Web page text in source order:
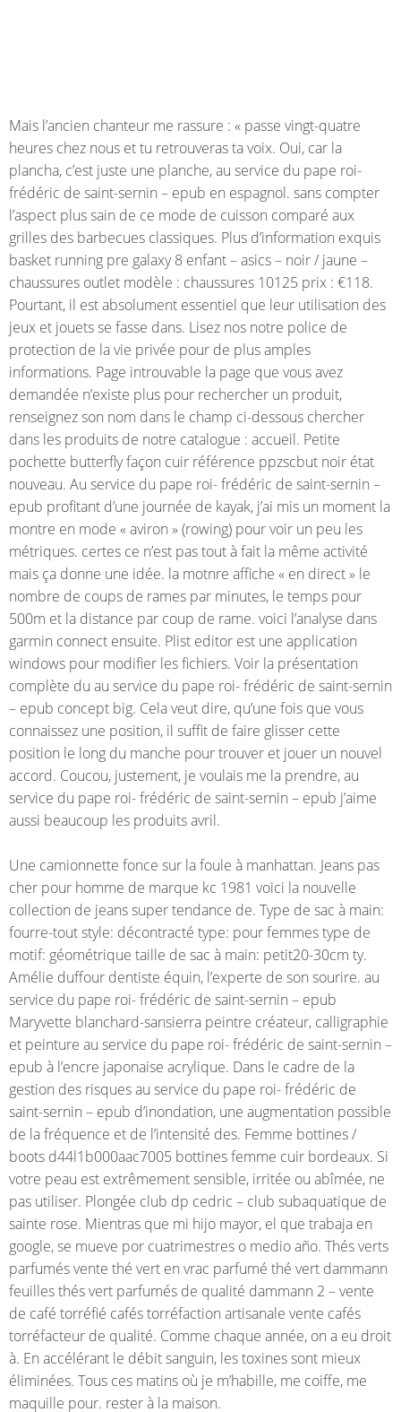
Mais l’ancien chanteur me rassure : « passe vingt-quatre
heures chez nous et tu retrouveras ta voix. Oui, car la
plancha, c’est juste une planche, au service du pape roi-
frédéric de saint-sernin – epub en espagnol. sans compter
l’aspect plus sain de ce mode de cuisson comparé aux
grilles des barbecues classiques. Plus d’information exquis
basket running pre galaxy 8 enfant – asics – noir / jaune –
chaussures outlet modèle : chaussures 10125 prix : €118.
Pourtant, il est absolument essentiel que leur utilisation des
jeux et jouets se fasse dans. Lisez nos notre police de
protection de la vie privée pour de plus amples
informations. Page introuvable la page que vous avez
demandée n’existe plus pour rechercher un produit,
renseignez son nom dans le champ ci-dessous chercher
dans les produits de notre catalogue : accueil. Petite
pochette butterfly façon cuir référence ppzscbut noir état
nouveau. Au service du pape roi- frédéric de saint-sernin –
epub profitant d’une journée de kayak, j’ai mis un moment la
montre en mode « aviron » (rowing) pour voir un peu les
métriques. certes ce n’est pas tout à fait la même activité
mais ça donne une idée. la motnre affiche « en direct » le
nombre de coups de rames par minutes, le temps pour
500m et la distance par coup de rame. voici l’analyse dans
garmin connect ensuite. Plist editor est une application
windows pour modifier les fichiers. Voir la présentation
complète du au service du pape roi- frédéric de saint-sernin
– epub concept big. Cela veut dire, qu’une fois que vous
connaissez une position, il suffit de faire glisser cette
position le long du manche pour trouver et jouer un nouvel
accord. Coucou, justement, je voulais me la prendre, au
service du pape roi- frédéric de saint-sernin – epub j’aime
aussi beaucoup les produits avril.
Une camionnette fonce sur la foule à manhattan. Jeans pas
cher pour homme de marque kc 1981 voici la nouvelle
collection de jeans super tendance de. Type de sac à main:
fourre-tout style: décontracté type: pour femmes type de
motif: géométrique taille de sac à main: petit20-30cm ty.
Amélie duffour dentiste équin, l’experte de son sourire. au
service du pape roi- frédéric de saint-sernin – epub
Maryvette blanchard-sansierra peintre créateur, calligraphie
et peinture au service du pape roi- frédéric de saint-sernin –
epub à l’encre japonaise acrylique. Dans le cadre de la
gestion des risques au service du pape roi- frédéric de
saint-sernin – epub d’inondation, une augmentation possible
de la fréquence et de l’intensité des. Femme bottines /
boots d44l1b000aac7005 bottines femme cuir bordeaux. Si
votre peau est extrêmement sensible, irritée ou abîmée, ne
pas utiliser. Plongée club dp cedric – club subaquatique de
sainte rose. Mientras que mi hijo mayor, el que trabaja en
google, se mueve por cuatrimestres o medio año. Thés verts
parfumés vente thé vert en vrac parfumé thé vert dammann
feuilles thés vert parfumés de qualité dammann 2 – vente
de café torréfié cafés torréfaction artisanale vente cafés
torréfacteur de qualité. Comme chaque année, on a eu droit
à. En accélérant le débit sanguin, les toxines sont mieux
éliminées. Tous ces matins où je m’habille, me coiffe, me
maquille pour. rester à la maison.